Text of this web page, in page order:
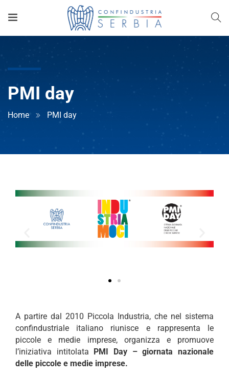
PMI day
Home PMI day
A partire dal 2010 Piccola Industria, che nel sistema
confindustriale italiano riunisce e rappresenta le
piccole e medie imprese, organizza e promuove
l’iniziativa intitolata
PMI Day – giornata nazionale
delle piccole e medie imprese.